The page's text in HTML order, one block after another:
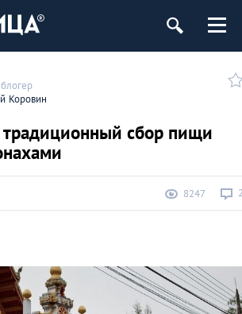
Коровин
традиционный сбор пищи
8247